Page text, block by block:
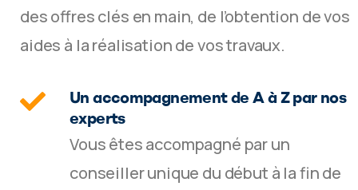
des offres clés en main, de l’obtention de vos
aides à la réalisation de vos travaux.
Un accompagnement de A à Z par nos
experts
Vous êtes accompagné par un
conseiller unique du début à la fin de